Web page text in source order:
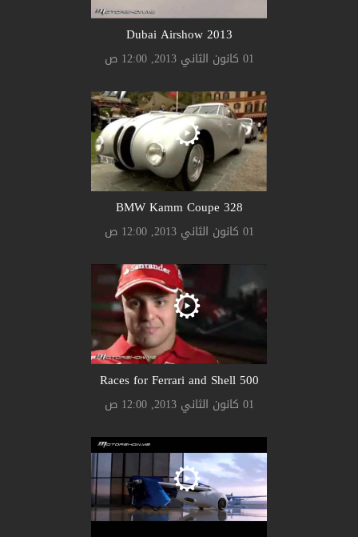
2013 Dubai Airshow
01 كانون الثاني 2013, 12:00 ص
328 BMW Kamm Coupe
01 كانون الثاني 2013, 12:00 ص
500 Races for Ferrari and Shell
01 كانون الثاني 2013, 12:00 ص